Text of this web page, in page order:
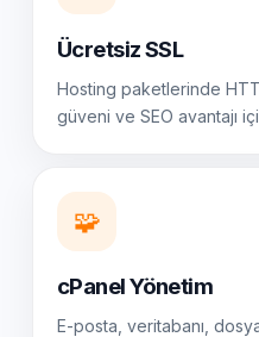
Ücretsiz SSL
Hosting paketlerinde
güveni ve SEO avantajı
🧩
cPanel Yönetim
E-posta, veritabanı,